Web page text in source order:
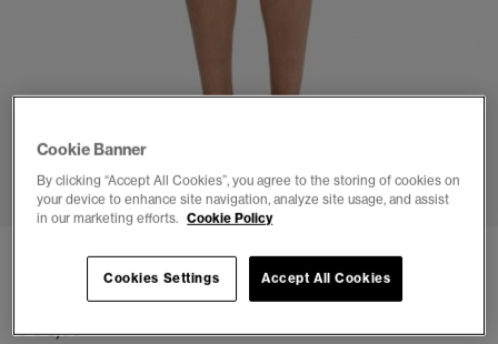
Shorts Straight Vintage
€ 64,99
Cookie Banner
By clicking “Accept All Cookies”, you agree to the storing of cookies on
your device to enhance site navigation, analyze site usage, and assist
in our marketing efforts. Cookie Policy
Cookies Settings Accept All Cookies